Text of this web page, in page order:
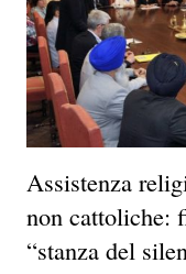
Assistenza
non cattoliche:
“stanza del